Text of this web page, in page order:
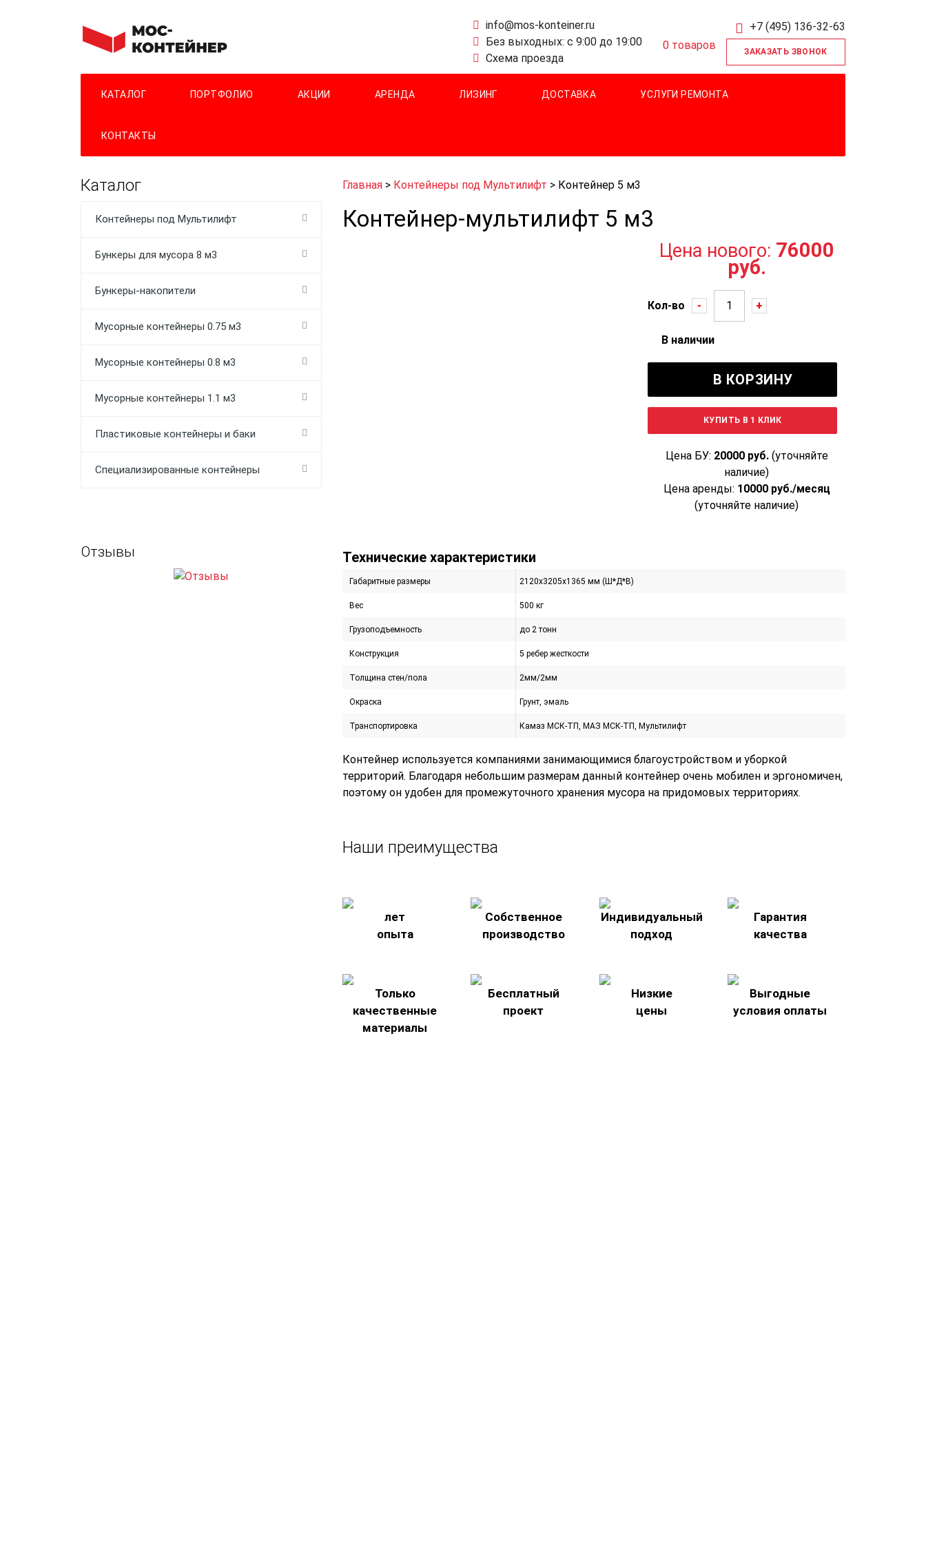
+7 (495) 136-32-63
ЗАКАЗАТЬ ЗВОНОК
info@mos-konteiner.ru
Без выходных: с 9:00 до 19:00
Схема проезда
0товаров
КАТАЛОГ ПОРТФОЛИО АКЦИИ АРЕНДА ЛИЗИНГ ДОСТАВКА УСЛУГИ РЕМОНТА
КОНТАКТЫ
Каталог
Контейнеры под Мультилифт
Бункеры для мусора 8 м3
Бункеры-накопители
Мусорные контейнеры 0.75 м3
Мусорные контейнеры 0.8 м3
Мусорные контейнеры 1.1 м3
Пластиковые контейнеры и баки
Специализированные контейнеры
Отзывы
Главная > Контейнеры под Мультилифт > Контейнер 5 м3
Контейнер-мультилифт 5 м3
Цена нового: 76000
руб.
Кол-во - +
В наличии
В КОРЗИНУ
КУПИТЬ В 1 КЛИК
Цена БУ: 20000 руб.(уточняйте
наличие)
Цена аренды: 10000 руб./месяц
(уточняйте наличие)
Технические характеристики
Габаритные размеры 2120х3205х1365 мм (Ш*Д*В)
Вес 500 кг
Грузоподъемность до 2 тонн
Конструкция 5 ребер жесткости
Толщина стен/пола 2мм/2мм
Окраска Грунт, эмаль
Транспортировка Камаз МСК-ТП, МАЗ МСК-ТП, Мультилифт
Контейнер используется компаниями занимающимися благоустройством и уборкой
территорий. Благодаря небольшим размерам данный контейнер очень мобилен и эргономичен,
поэтому он удобен для промежуточного хранения мусора на придомовых территориях.
Наши преимущества
лет
опыта
Собственное
производство
Индивидуальный
подход
Гарантия
качества
Только
качественные
материалы
Бесплатный
проект
Низкие
цены
Выгодные
условия оплаты